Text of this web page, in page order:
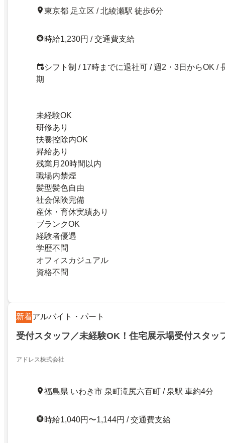
東京都 足立区 / 北綾瀬駅 徒歩6分
時給1,230円 / 交通費支給
シフト制 / 17時までに退社可 / 週2・3日からOK /
期
未経験OK
研修あり
扶養控除内OK
昇給あり
残業月20時間以内
職場内禁煙
髪型髪色自由
社会保険完備
産休・育休実績あり
ブランクOK
経験者優遇
学歴不問
オフィスカジュアル
資格不問
新着アルバイト・パート
受付スタッフ／未経験OK！住宅展示場受付スタッ
アドレス株式会社
福島県 いわき市 泉町滝尻六百町 / 泉駅 車約4分
時給1,040円〜1,144円 / 交通費支給